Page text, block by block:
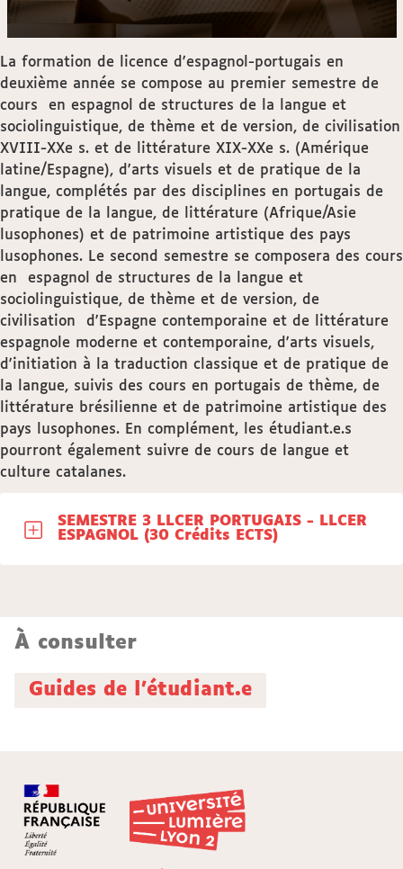
La formation de licence d'espagnol-portugais en
deuxième année se compose au premier semestre de
cours en espagnol de structures de la langue et
sociolinguistique, de thème et de version, de civilisation
XVIII-XXe s. et de littérature XIX-XXe s. (Amérique
latine/Espagne), d'arts visuels et de pratique de la
langue, complétés par des disciplines en portugais de
pratique de la langue, de littérature (Afrique/Asie
lusophones) et de patrimoine artistique des pays
lusophones. Le second semestre se composera des cours
en espagnol de structures de la langue et
sociolinguistique, de thème et de version, de
civilisation d'Espagne contemporaine et de littérature
espagnole moderne et contemporaine, d'arts visuels,
d'initiation à la traduction classique et de pratique de
la langue, suivis des cours en portugais de thème, de
littérature brésilienne et de patrimoine artistique des
pays lusophones. En complément, les étudiant.e.s
pourront également suivre de cours de langue et
culture catalanes.
SEMESTRE 3 LLCER PORTUGAIS - LLCER
ESPAGNOL (30 Crédits ECTS)
À consulter
Guides de l'étudiant.e